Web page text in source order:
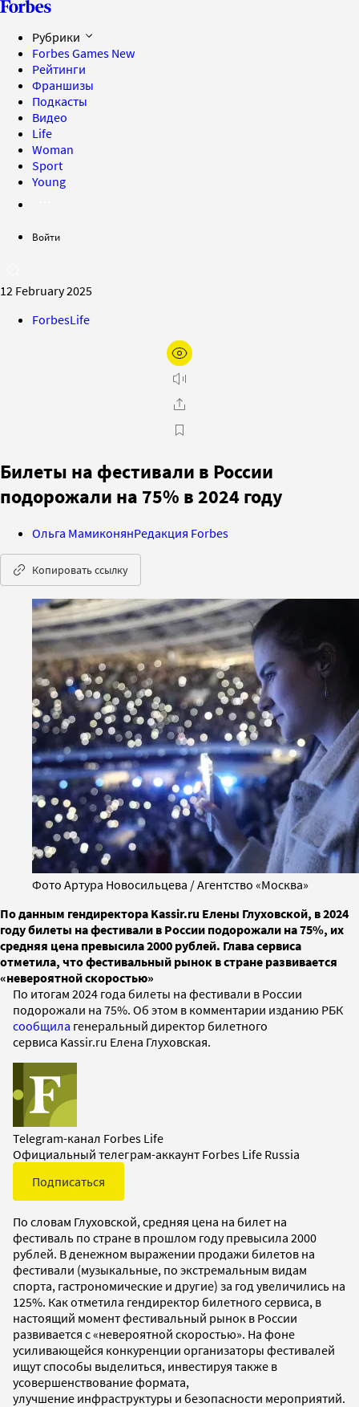
Рубрики
Forbes Games New
Рейтинги
Франшизы
Подкасты
Видео
Life
Woman
Sport
Young
Войти
12 February 2025
ForbesLife
Билеты на фестивали в России
подорожали на 75% в 2024 году
Ольга МамиконянРедакция Forbes
Копировать ссылку
Фото Артура Новосильцева / Агентство «Москва»
По данным гендиректора Kassir.ru Елены Глуховской, в 2024
году билеты на фестивали в России подорожали на 75%, их
средняя цена превысила 2000 рублей. Глава сервиса
отметила, что фестивальный рынок в стране развивается
«невероятной скоростью»
По итогам 2024 года билеты на фестивали в России
подорожали на 75%. Об этом в комментарии изданию РБК
сообщила генеральный директор билетного
сервиса Kassir.ru Елена Глуховская.
Telegram-канал Forbes Life
Официальный телеграм-аккаунт Forbes Life Russia
Подписаться
По словам Глуховской, средняя цена на билет на
фестиваль по стране в прошлом году превысила 2000
рублей. В денежном выражении продажи билетов на
фестивали (музыкальные, по экстремальным видам
спорта, гастрономические и другие) за год увеличились на
125%. Как отметила гендиректор билетного сервиса, в
настоящий момент фестивальный рынок в России
развивается с «невероятной скоростью». На фоне
усиливающейся конкуренции организаторы фестивалей
ищут способы выделиться, инвестируя также в
усовершенствование формата,
улучшение инфраструктуры и безопасности мероприятий.